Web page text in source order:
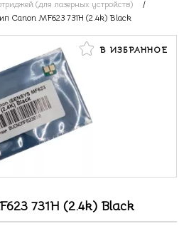
(для лазерных устройств)
/
Canon MF623 731H (2.4k) Black
В ИЗБРАННОЕ
731H (2.4k) Black